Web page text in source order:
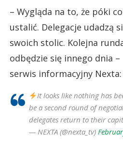
– Wygląda na to, że póki
ustalić. Delegacje udadzą
swoich stolic. Kolejna
odbędzie się innego dnia –
serwis informacyjny Nexta:
It looks like nothing has
be a second round of
delegates return to their
— NEXTA (@nexta_tv)